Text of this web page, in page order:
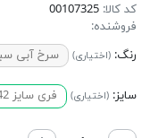
کد کالا: 00107325
فروشنده:
رنگ: (اختیاری) سرخ آبی
سایز: (اختیاری) فری سایز 42-36